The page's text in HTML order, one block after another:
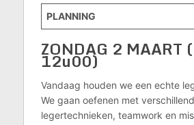
PLANNING
ZONDAG 2 MAART
12u00)
Vandaag houden we een echte
We gaan oefenen met
legertechnieken, teamwork en